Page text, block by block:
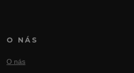
O NÁS
O nás